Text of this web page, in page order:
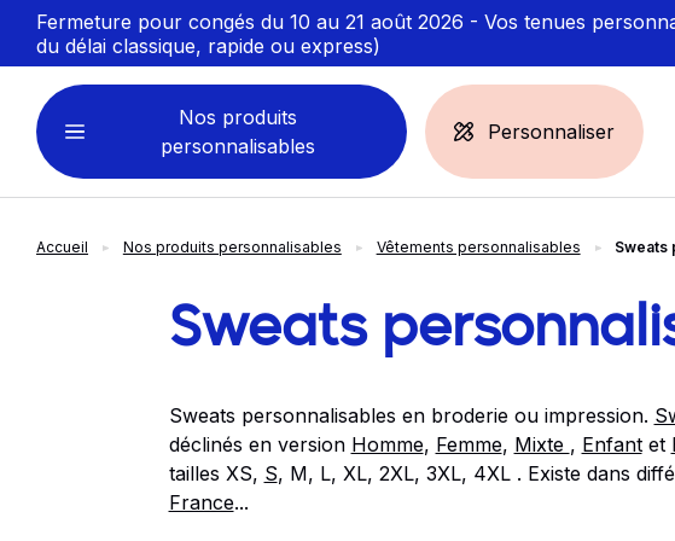
Fermeture pour congés du 10 au 21 août 2026 - Vos tenues
du délai classique, rapide ou express)
Nos produits
personnalisables
VÊTEMENTS
Sweats personnalisables
ACCESSOIRES
Casquette
Chapeau et Bob
Toque et Calot
Personnaliser
Accueil Nos produits personnalisables Vêtements personnalisables Sweats
Sweats
Sweats personnalisables en broderie ou impression.
déclinés en version Homme, Femme, Mixte , Enfantet
tailles XS, S, M, L, XL, 2XL, 3XL, 4XL . Existe dans
France...